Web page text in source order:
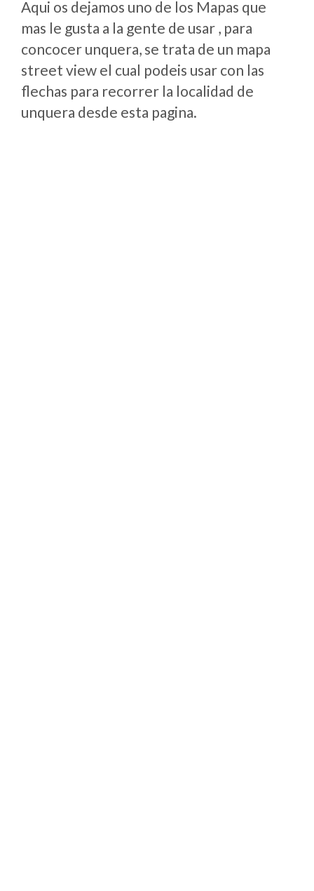
Aqui os dejamos uno de los Mapas que
mas le gusta a la gente de usar , para
concocer unquera, se trata de un mapa
street view el cual podeis usar con las
flechas para recorrer la localidad de
unquera desde esta pagina.